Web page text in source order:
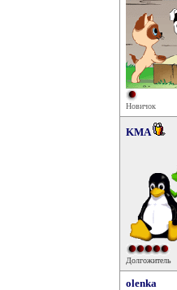
Новичок
KMA
Долгожитель
olenka